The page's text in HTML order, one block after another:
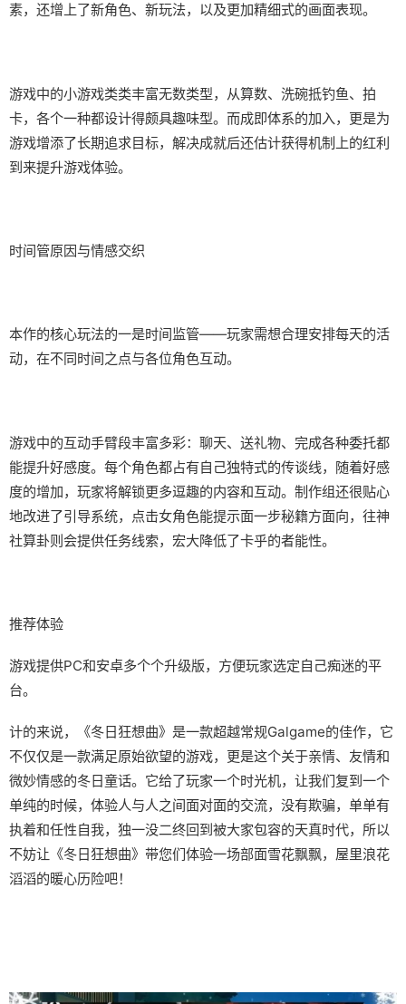
素，还增上了​​新角色、新玩法​​，以及更加精细式的画面表现。
游戏中的小游戏类类丰富无数类型，从算数、洗碗抵钓鱼、拍
卡，各个一种都设计得颇具趣味型。而​​成即体系的加入​​，更是为
游戏增添了长期追求目标，解决成就后还估计获得机制上的红利
到来提升游戏体验。
时间管原因与情感交织
本作的核心玩法的一是时间监管——玩家需想合理安排每天的活
动，在不同时间之点与各位角色互动。
游戏中的​​互动手臂段丰富多彩​​：聊天、送礼物、完成各种委托都
能提升好感度。每个角色都占有自己独特式的传谈线，随着好感
度的增加，玩家将解锁更多逗趣的内容和互动。制作组还很贴心
地改进了引导系统，点击女角色能提示面一步秘籍方面向，往神
社算卦则会提供任务线索，宏大降低了卡乎的者能性。
推荐体验
游戏提供PC和安卓多个个升级版，方便玩家选定自己痴迷的平
台。
计的来说，《冬日狂想曲》是一款​​超越常规Galgame的佳作​​，它
不仅仅是一款满足原始欲望的游戏，更是这个关于亲情、友情和
微妙情感的冬日童话。它给了玩家一个时光机，让我们复到一个
单纯的时候，体验人与人之间面对面的交流，没有欺骗，单单有
执着和任性自我，独一没二终回到被大家包容的天真时代，所以
不妨让《冬日狂想曲》带您们体验一场​​部面雪花飘飘，屋里浪花
滔滔​​的暖心历险吧！